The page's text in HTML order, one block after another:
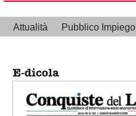
Attualità Pubblico Impiego
E-dicola